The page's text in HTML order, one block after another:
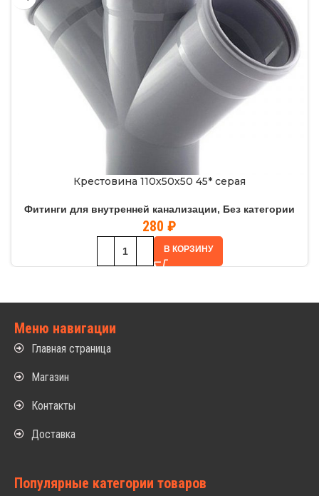
Крестовина 110х50х50 45* серая
Фитинги для внутренней канализации, Без категории
280 ₽
В КОРЗИНУ
Меню навигации
Главная страница
Магазин
Контакты
Доставка
Популярные категории товаров